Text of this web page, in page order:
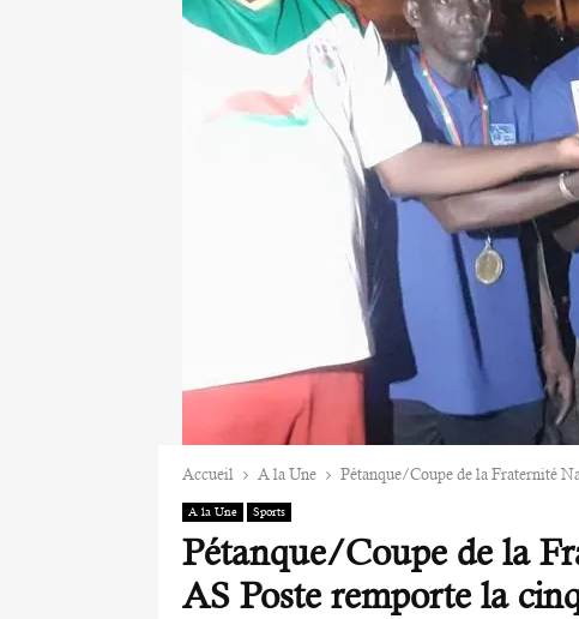
Accueil A la Une Pétanque/Coupe de la Fraternité
A la Une Sports
Pétanque/Coupe de la
AS Poste remporte la